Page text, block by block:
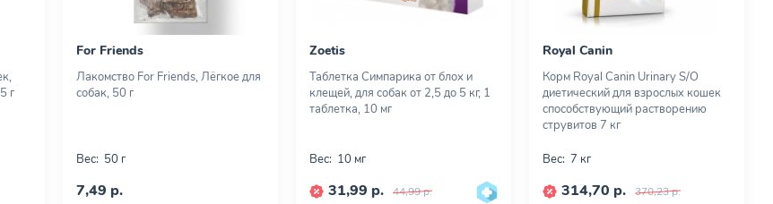
г
For Friends
Лакомство For Friends, Лёгкое для
собак, 50 г
Вес: 50 г
7,49 р.
Zoetis
Таблетка Симпарика от блох и
клещей, для собак от 2,5 до 5 кг, 1
таблетка, 10 мг
Вес: 10 мг
31,99 р. 44,99 р.
Royal Canin
Корм Royal Canin Urinary S/O
диетический для взрослых кошек
способствующий растворению
струвитов 7 кг
Вес: 7 кг
314,70 р. 370,23 р.